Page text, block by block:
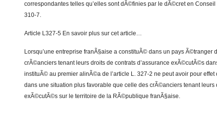
correspondantes telles qu’elles sont dÃ©finies par le dÃ©cret en Conseil
310-7.
Article L327-5 En savoir plus sur cet article…
Lorsqu’une entreprise franÃ§aise a constituÃ© dans un pays Ã©tranger
crÃ©anciers tenant leurs droits de contrats d’assurance exÃ©cutÃ©s
instituÃ© au premier alinÃ©a de l’article L. 327-2 ne peut avoir pour
dans une situation plus favorable que celle des crÃ©anciers tenant leurs
exÃ©cutÃ©s sur le territoire de la RÃ©publique franÃ§aise.